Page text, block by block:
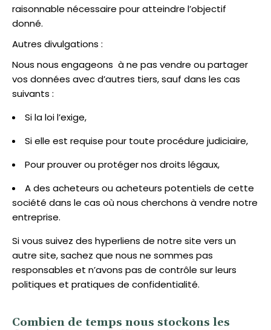
raisonnable nécessaire pour atteindre l’objectif
donné.
Autres divulgations :
Nous nous engageons à ne pas vendre ou partager
vos données avec d’autres tiers, sauf dans les cas
suivants :
Si la loi l’exige,
Si elle est requise pour toute procédure judiciaire,
Pour prouver ou protéger nos droits légaux,
A des acheteurs ou acheteurs potentiels de cette
société dans le cas où nous cherchons à vendre notre
entreprise.
Si vous suivez des hyperliens de notre site vers un
autre site, sachez que nous ne sommes pas
responsables et n’avons pas de contrôle sur leurs
politiques et pratiques de confidentialité.
Combien de temps nous stockons les